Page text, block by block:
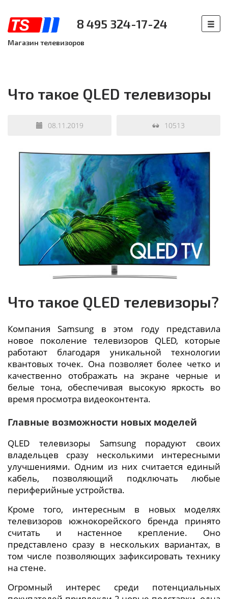
8 495 324-17-24
Магазин телевизоров
Что такое QLED телевизоры
08.11.2019 10513
Что такое QLED телевизоры?
Компания Samsung в этом году представила
новое поколение телевизоров QLED, которые
работают благодаря уникальной технологии
квантовых точек. Она позволяет более четко и
качественно отображать на экране черные и
белые тона, обеспечивая высокую яркость во
время просмотра видеоконтента.
Главные возможности новых моделей
QLED телевизоры Samsung порадуют своих
владельцев сразу несколькими интересными
улучшениями. Одним из них считается единый
кабель, позволяющий подключать любые
периферийные устройства.
Кроме того, интересным в новых моделях
телевизоров южнокорейского бренда принято
считать и настенное крепление. Оно
представлено сразу в нескольких вариантах, в
том числе позволяющих зафиксировать технику
на стене.
Огромный интерес среди потенциальных